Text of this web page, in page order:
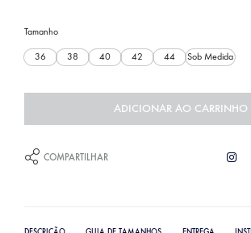
Tamanho
36 38 40 42 44 Sob Medida
ADICIONAR AO CARRINHO
COMPARTILHAR